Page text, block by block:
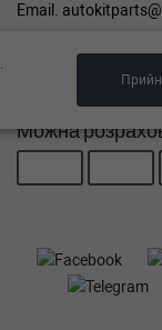
Email.
Графік роботи
пн-пт з 9:00 до
Можна